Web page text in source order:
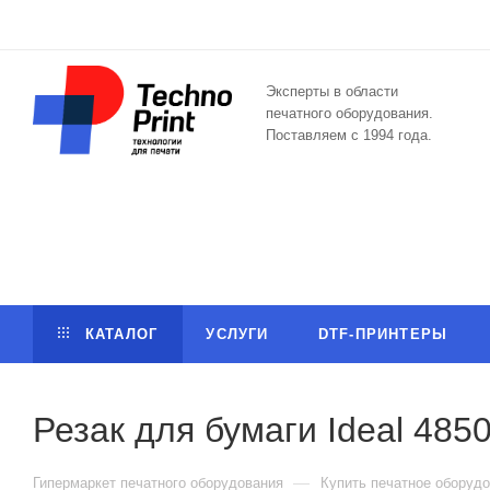
Эксперты в области
печатного оборудования.
Поставляем с 1994 года.
КАТАЛОГ УСЛУГИ DTF-ПРИНТЕРЫ
Резак для бумаги Ideal 4850
Гипермаркет печатного оборудования — Купить печатное